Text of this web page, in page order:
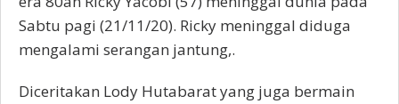
Sabtu pagi (21/11/20). Ricky meninggal diduga
mengalami serangan jantung,.
Diceritakan Lody Hutabarat yang juga bermain